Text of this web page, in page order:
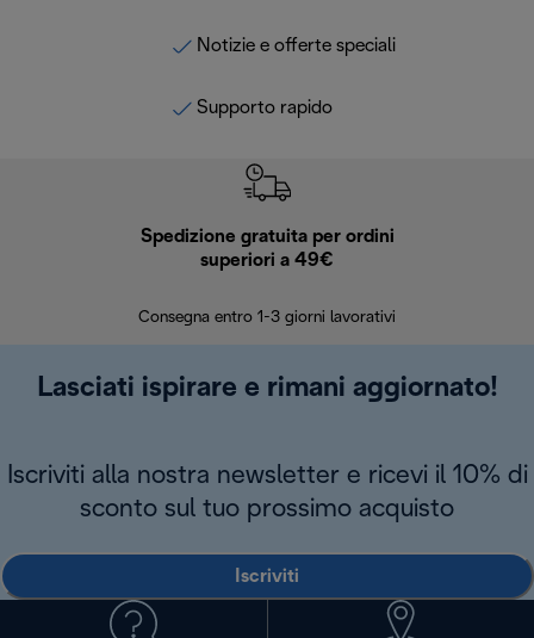
Notizie e offerte speciali
Supporto rapido
Spedizione gratuita per ordini
superiori a 49€
Consegna entro 1-3 giorni lavorativi
Lasciati ispirare e rimani aggiornato!
Iscriviti alla nostra newsletter e ricevi il 10% di
sconto sul tuo prossimo acquisto
Iscriviti